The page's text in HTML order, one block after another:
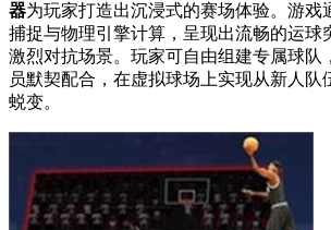
器为玩家打造出沉浸式的赛场体验。游戏
捕捉与物理引擎计算，呈现出流畅的运球
激烈对抗场景。玩家可自由组建专属球队
员默契配合，在虚拟球场上实现从新人队
蜕变。